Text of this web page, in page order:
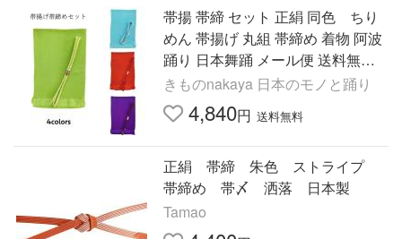
帯揚 帯締 セット 正絹 同色 ちり
めん 帯揚げ 丸組 帯締め 着物 阿波
踊り 日本舞踊 メール便 送料無料
紫 水色 赤 黄緑
きものnakaya 日本のモノと踊り
4,840円 送料無料
正絹 帯締 朱色 ストライプ
帯締め 帯〆 洒落 日本製
Tamao